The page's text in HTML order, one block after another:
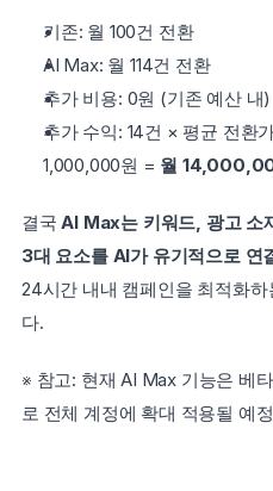
기존: 월 100건 전환
AI Max: 월 114건 전환
추가 비용: 0원 (기존 예산 내)
추가 수익: 14건 × 평균 전환
1,000,000원 = 월
결국 AI Max는 키워드, 광고 소
3대 요소를 AI가 유기적으로 연
24시간 내내 캠페인을 최적화
다.
※ 참고: 현재 AI Max 기능은 베
로 전체 계정에 확대 적용될 예